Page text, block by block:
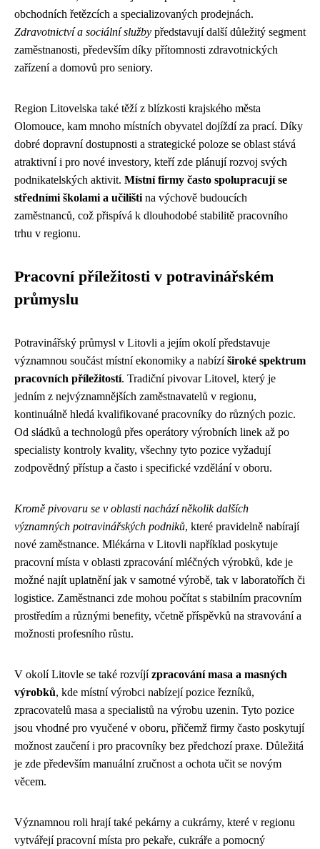
obchodních řetězcích a specializovaných prodejnách.
Zdravotnictví a sociální služby představují další důležitý segment
zaměstnanosti, především díky přítomnosti zdravotnických
zařízení a domovů pro seniory.
Region Litovelska také těží z blízkosti krajského města
Olomouce, kam mnoho místních obyvatel dojíždí za prací. Díky
dobré dopravní dostupnosti a strategické poloze se oblast stává
atraktivní i pro nové investory, kteří zde plánují rozvoj svých
podnikatelských aktivit. Místní firmy často spolupracují se
středními školami a učilišti na výchově budoucích
zaměstnanců, což přispívá k dlouhodobé stabilitě pracovního
trhu v regionu.
Pracovní příležitosti v potravinářském
průmyslu
Potravinářský průmysl v Litovli a jejím okolí představuje
významnou součást místní ekonomiky a nabízíširoké spektrum
pracovních příležitostí. Tradiční pivovar Litovel, který je
jedním z nejvýznamnějších zaměstnavatelů v regionu,
kontinuálně hledá kvalifikované pracovníky do různých pozic.
Od sládků a technologů přes operátory výrobních linek až po
specialisty kontroly kvality, všechny tyto pozice vyžadují
zodpovědný přístup a často i specifické vzdělání v oboru.
Kromě pivovaru se v oblasti nachází několik dalších
významných potravinářských podniků, které pravidelně nabírají
nové zaměstnance. Mlékárna v Litovli například poskytuje
pracovní místa v oblasti zpracování mléčných výrobků, kde je
možné najít uplatnění jak v samotné výrobě, tak v laboratořích či
logistice. Zaměstnanci zde mohou počítat s stabilním pracovním
prostředím a různými benefity, včetně příspěvků na stravování a
možnosti profesního růstu.
V okolí Litovle se také rozvíjízpracování masa a masných
výrobků, kde místní výrobci nabízejí pozice řezníků,
zpracovatelů masa a specialistů na výrobu uzenin. Tyto pozice
jsou vhodné pro vyučené v oboru, přičemž firmy často poskytují
možnost zaučení i pro pracovníky bez předchozí praxe. Důležitá
je zde především manuální zručnost a ochota učit se novým
věcem.
Významnou roli hrají také pekárny a cukrárny, které v regionu
vytvářejí pracovní místa pro pekaře, cukráře a pomocný